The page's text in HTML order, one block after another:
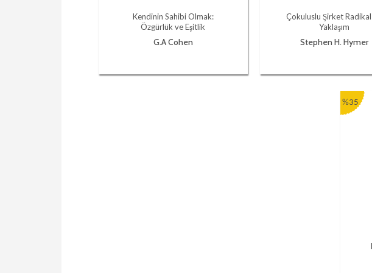
Kendinin Sahibi Olmak:
Özgürlük ve Eşitlik
G.A Cohen
Çokuluslu Şirket
Yaklaşım
Stephen H. Hymer
%35